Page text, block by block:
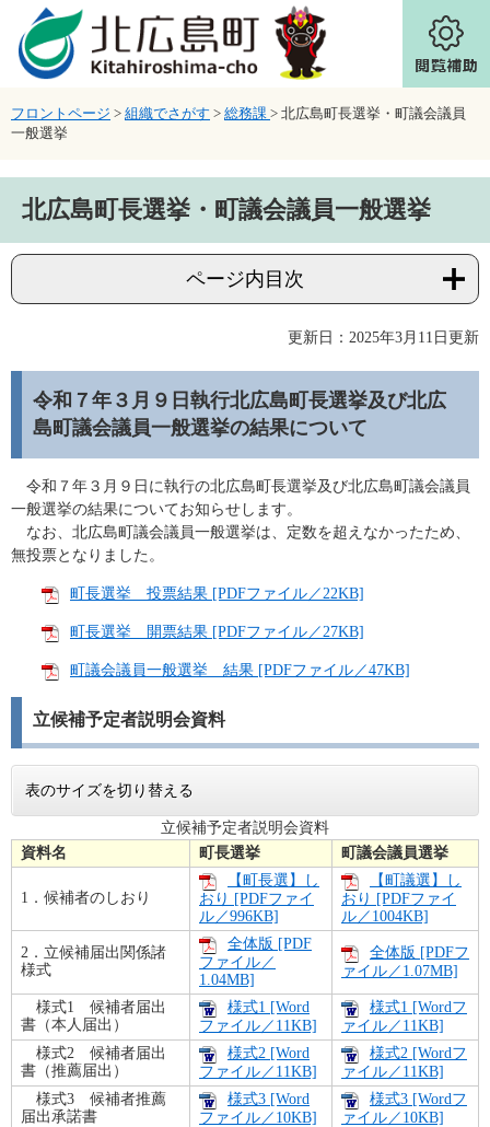
ページの先頭です。
メニューを飛ばして本文へ
フロントページ > 組織でさがす > 総務課 > 北広島町長選挙・町議会議員
一般選挙
北広島町長選挙・町議会議員一般選挙
ページ内目次
更新日：2025年3月11日更新
令和７年３月９日執行北広島町長選挙及び北広
島町議会議員一般選挙の結果について
令和７年３月９日に執行の北広島町長選挙及び北広島町議会議員
一般選挙の結果についてお知らせします。
なお、北広島町議会議員一般選挙は、定数を超えなかったため、
無投票となりました。
町長選挙 投票結果 [PDFファイル／22KB]
町長選挙 開票結果 [PDFファイル／27KB]
町議会議員一般選挙 結果 [PDFファイル／47KB]
立候補予定者説明会資料
表のサイズを切り替える
立候補予定者説明会資料
資料名
町長選挙 町議会議員選挙
1．候補者のしおり
【町長選】し
おり [PDFファイ
ル／996KB]
【町議選】し
おり [PDFファイ
ル／1004KB]
2．立候補届出関係諸
様式
全体版 [PDF
ファイル／
1.04MB]
全体版 [PDFフ
ァイル／1.07MB]
様式1 候補者届出
書（本人届出）
様式1 [Word
ファイル／11KB]
様式1 [Wordフ
ァイル／11KB]
様式2 候補者届出
書（推薦届出）
様式2 [Word
ファイル／11KB]
様式2 [Wordフ
ァイル／11KB]
様式3 候補者推薦
届出承諾書
様式3 [Word
ファイル／10KB]
様式3 [Wordフ
ァイル／10KB]